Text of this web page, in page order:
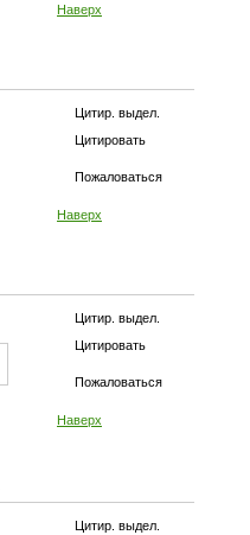
Наверх
Цитир. выдел.
Цитировать
Пожаловаться
Наверх
Цитир. выдел.
Цитировать
Пожаловаться
Наверх
Цитир. выдел.